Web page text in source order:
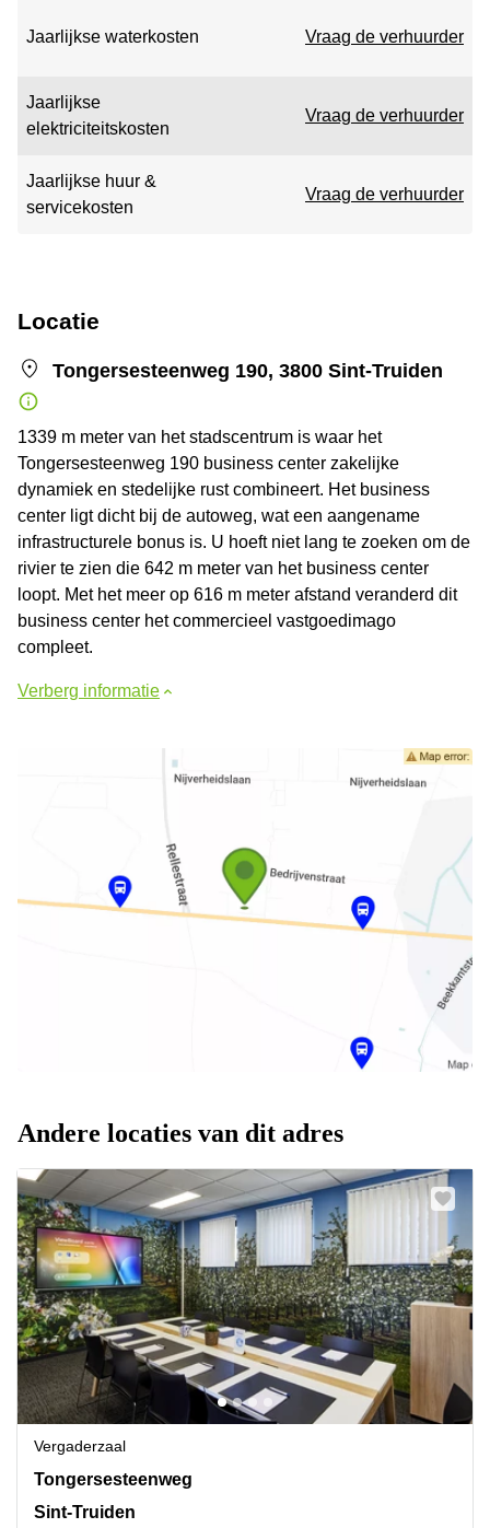
Jaarlijkse waterkosten Vraag de verhuurder
Jaarlijkse
elektriciteitskosten
Vraag de verhuurder
Jaarlijkse huur &
servicekosten
Vraag de verhuurder
Locatie
Tongersesteenweg 190, 3800 Sint-Truiden
1339 m meter van het stadscentrum is waar het
Tongersesteenweg 190 business center zakelijke
dynamiek en stedelijke rust combineert. Het business
center ligt dicht bij de autoweg, wat een aangename
infrastructurele bonus is. U hoeft niet lang te zoeken om de
rivier te zien die 642 m meter van het business center
loopt. Met het meer op 616 m meter afstand veranderd dit
business center het commercieel vastgoedimago
compleet.
Verberg informatie
Andere locaties van dit adres
Vergaderzaal
Tongersesteenweg 190, Sint-Truiden
Tongersesteenweg
Sint-Truiden